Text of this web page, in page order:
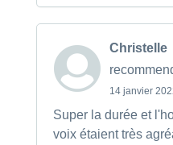
Christelle
14 janvier
Super la durée et
voix étaient très